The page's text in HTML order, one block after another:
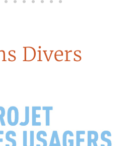
Divers